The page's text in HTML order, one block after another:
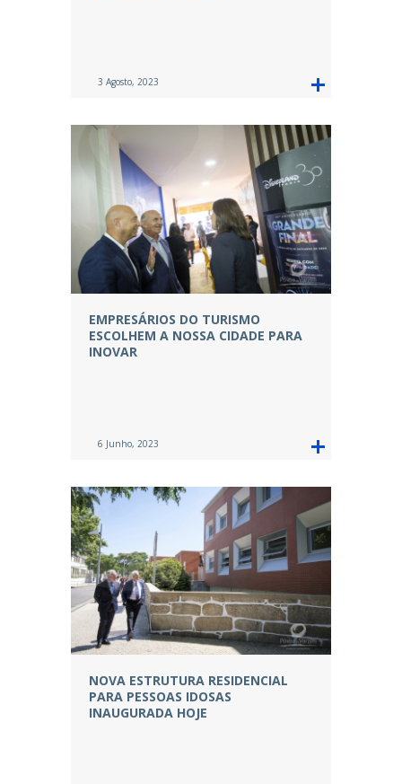
3 Agosto, 2023
EMPRESÁRIOS DO TURISMO
ESCOLHEM A NOSSA CIDADE PARA
INOVAR
6 Junho, 2023
NOVA ESTRUTURA RESIDENCIAL
PARA PESSOAS IDOSAS
INAUGURADA HOJE